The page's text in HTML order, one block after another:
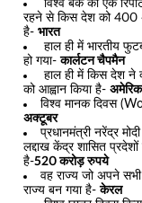
विश्व बैंक की एक
रहने से किस देश को 400
है-भारत
हाल ही में भारतीय
हो गया-कार्लटन चैपमैन
हाल ही में किस देश ने
को आह्वान किया है-
विश्व मानक दिवस
अक्टूबर
प्रधानमंत्री नरेंद्र
लद्दाख केंद्र शासित
है-520 करोड़ रुपये
वह राज्य जो अपने
राज्य बन गया है-केरल